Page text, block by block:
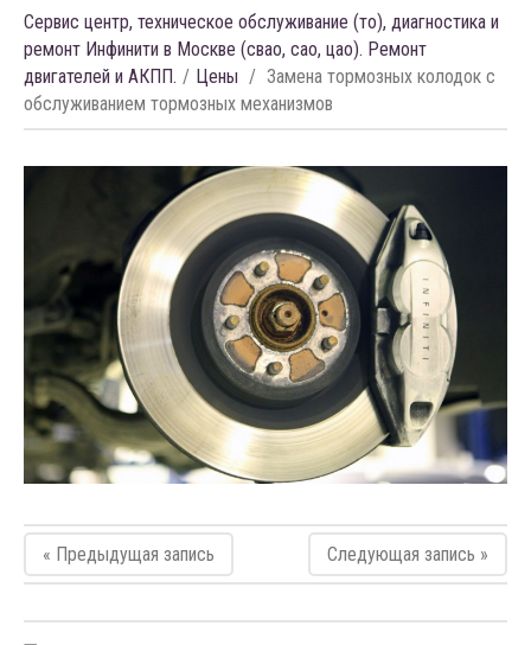
Сервис центр, техническое обслуживание (то), диагностика и
ремонт Инфинити в Москве (свао, сао, цао). Ремонт
двигателей и АКПП.
Цены
Замена тормозных колодок с
обслуживанием тормозных механизмов
« Предыдущая запись Следующая запись »